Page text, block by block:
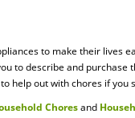
to make their lives
to describe and purchase
help out with chores if you
Choresand